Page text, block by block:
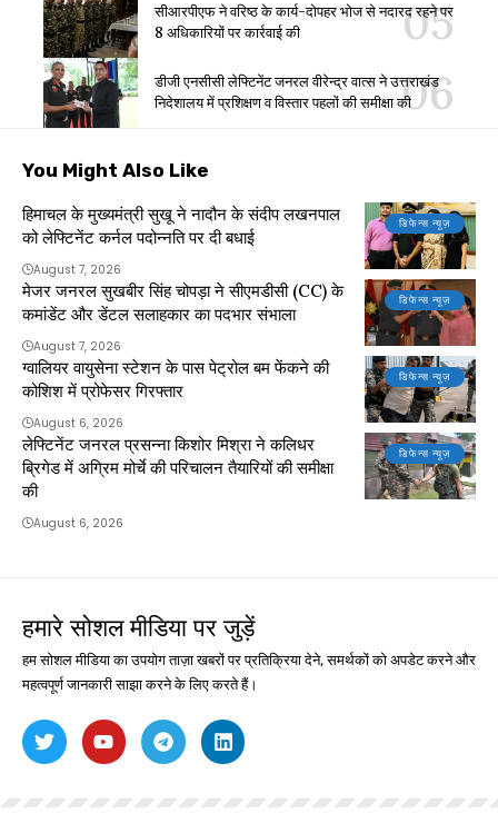
सीआरपीएफ ने वरिष्ठ के कार्य-दोपहर भोज से नदारद रहने पर
8 अधिकारियों पर कार्रवाई की
डीजी एनसीसी लेफ्टिनेंट जनरल वीरेन्द्र वात्स ने उत्तराखंड
निदेशालय में प्रशिक्षण व विस्तार पहलों की समीक्षा की
You Might Also Like
डिफेन्स न्यूज़
हिमाचल के मुख्यमंत्री सुखू ने नादौन के संदीप लखनपाल
को लेफ्टिनेंट कर्नल पदोन्नति पर दी बधाई
August 7, 2026
डिफेन्स न्यूज़
मेजर जनरल सुखबीर सिंह चोपड़ा ने सीएमडीसी (CC) के
कमांडेंट और डेंटल सलाहकार का पदभार संभाला
August 7, 2026
डिफेन्स न्यूज़
ग्वालियर वायुसेना स्टेशन के पास पेट्रोल बम फेंकने की
कोशिश में प्रोफेसर गिरफ्तार
August 6, 2026
डिफेन्स न्यूज़
लेफ्टिनेंट जनरल प्रसन्ना किशोर मिश्रा ने कलिधर
ब्रिगेड में अग्रिम मोर्चे की परिचालन तैयारियों की समीक्षा
की
August 6, 2026
हमारे सोशल मीडिया पर जुड़ें
हम सोशल मीडिया का उपयोग ताज़ा खबरों पर प्रतिक्रिया देने, समर्थकों को अपडेट करने और
महत्वपूर्ण जानकारी साझा करने के लिए करते हैं।